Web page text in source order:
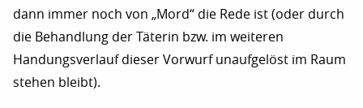
dann immer noch von „Mord“ die Rede ist (oder durch
die Behandlung der Täterin bzw. im weiteren
Handungsverlauf dieser Vorwurf unaufgelöst im Raum
stehen bleibt).